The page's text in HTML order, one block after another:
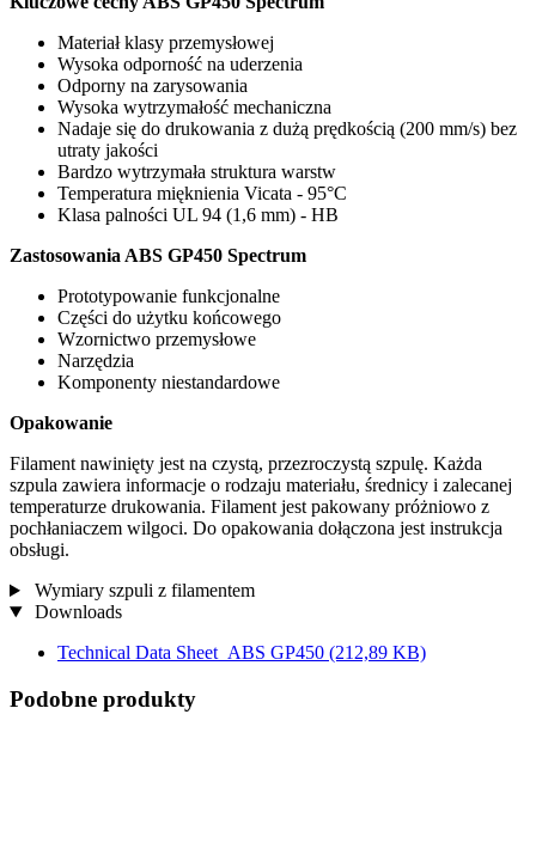
Materiał klasy przemysłowej
Wysoka odporność na uderzenia
Odporny na zarysowania
Wysoka wytrzymałość mechaniczna
Nadaje się do drukowania z dużą prędkością (200 mm/s) bez
utraty jakości
Bardzo wytrzymała struktura warstw
Temperatura mięknienia Vicata - 95°C
Klasa palności UL 94 (1,6 mm) - HB
Zastosowania ABS GP450 Spectrum
Prototypowanie funkcjonalne
Części do użytku końcowego
Wzornictwo przemysłowe
Narzędzia
Komponenty niestandardowe
Opakowanie
Filament nawinięty jest na czystą, przezroczystą szpulę. Każda
szpula zawiera informacje o rodzaju materiału, średnicy i zalecanej
temperaturze drukowania. Filament jest pakowany próżniowo z
pochłaniaczem wilgoci. Do opakowania dołączona jest instrukcja
obsługi.
Wymiary szpuli z filamentem
Downloads
Technical Data Sheet_ABS GP450 (212,89 KB)
Podobne produkty